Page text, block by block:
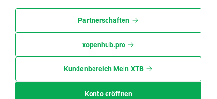
Partnerschaften
xopenhub.pro
Kundenbereich Mein XTB
Konto eröffnen